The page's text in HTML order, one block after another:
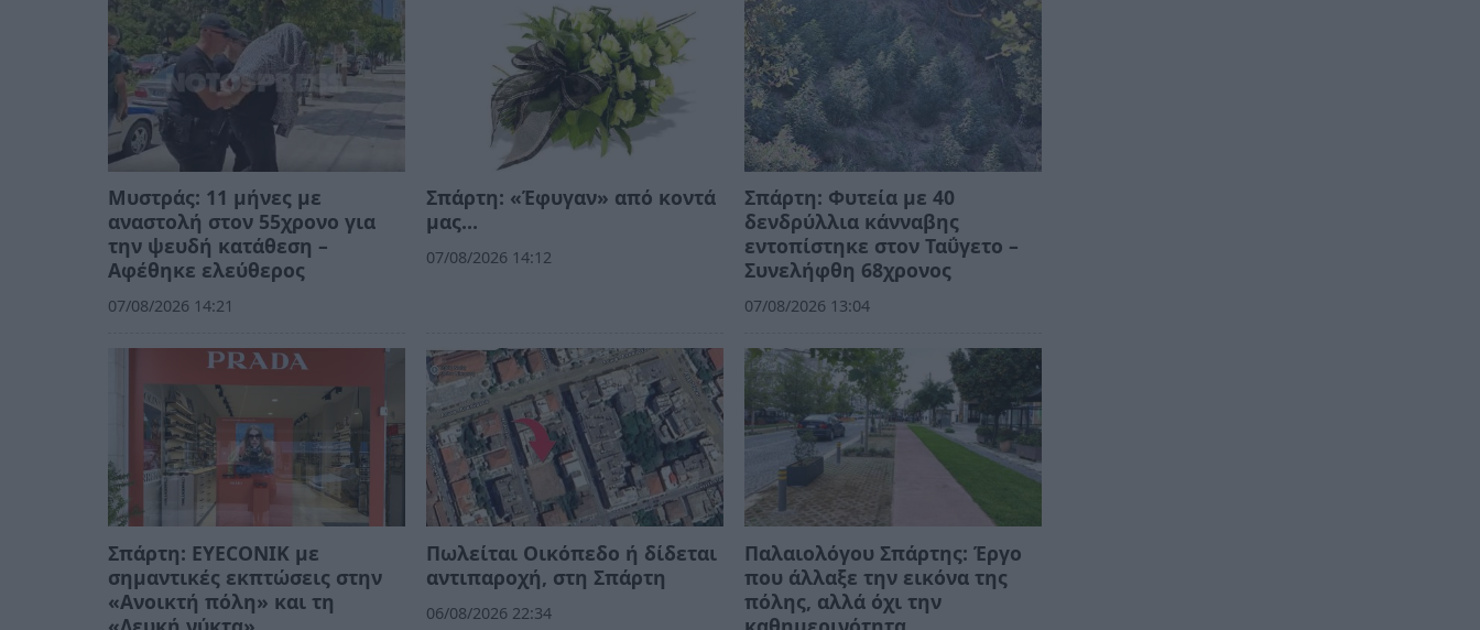
Μυστράς: 11 μήνες με
αναστολή στον 55χρονο για
την ψευδή κατάθεση –
Αφέθηκε ελεύθερος
07/08/2026 14:21
Σπάρτη: «Έφυγαν» από κοντά
μας…
07/08/2026 14:12
Σπάρτη: Φυτεία με 40
δενδρύλλια κάνναβης
εντοπίστηκε στον Ταΰγετο –
Συνελήφθη 68χρονος
07/08/2026 13:04
Σπάρτη: EYECONIK με
σημαντικές εκπτώσεις στην
«Ανοικτή πόλη» και τη
Πωλείται Οικόπεδο ή δίδεται
αντιπαροχή, στη Σπάρτη
06/08/2026 22:34
Παλαιολόγου Σπάρτης: Έργο
που άλλαξε την εικόνα της
πόλης, αλλά όχι την